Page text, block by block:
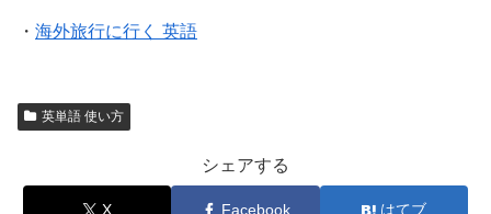
・ 海外旅行に行く 英語
英単語 使い方
シェアする
X Facebook はてブ